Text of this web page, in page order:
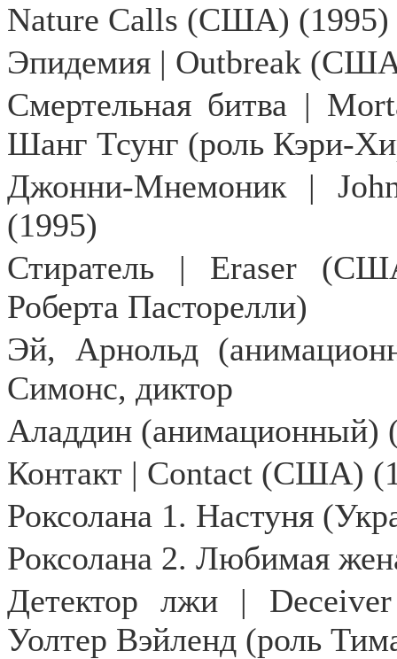
Nature Calls (США) (1995)
Эпидемия | Outbreak
Смертельная битва |
Шанг Тсунг (роль Кэри-
Джонни-Мнемоник |
(1995)
Стиратель | Eraser
Роберта Пасторелли)
Эй, Арнольд
Симонс, диктор
Аладдин (анимационный)
Контакт | Contact (США)
Роксолана 1. Настуня
Роксолана 2. Любимая
Детектор лжи |
Уолтер Вэйленд (роль